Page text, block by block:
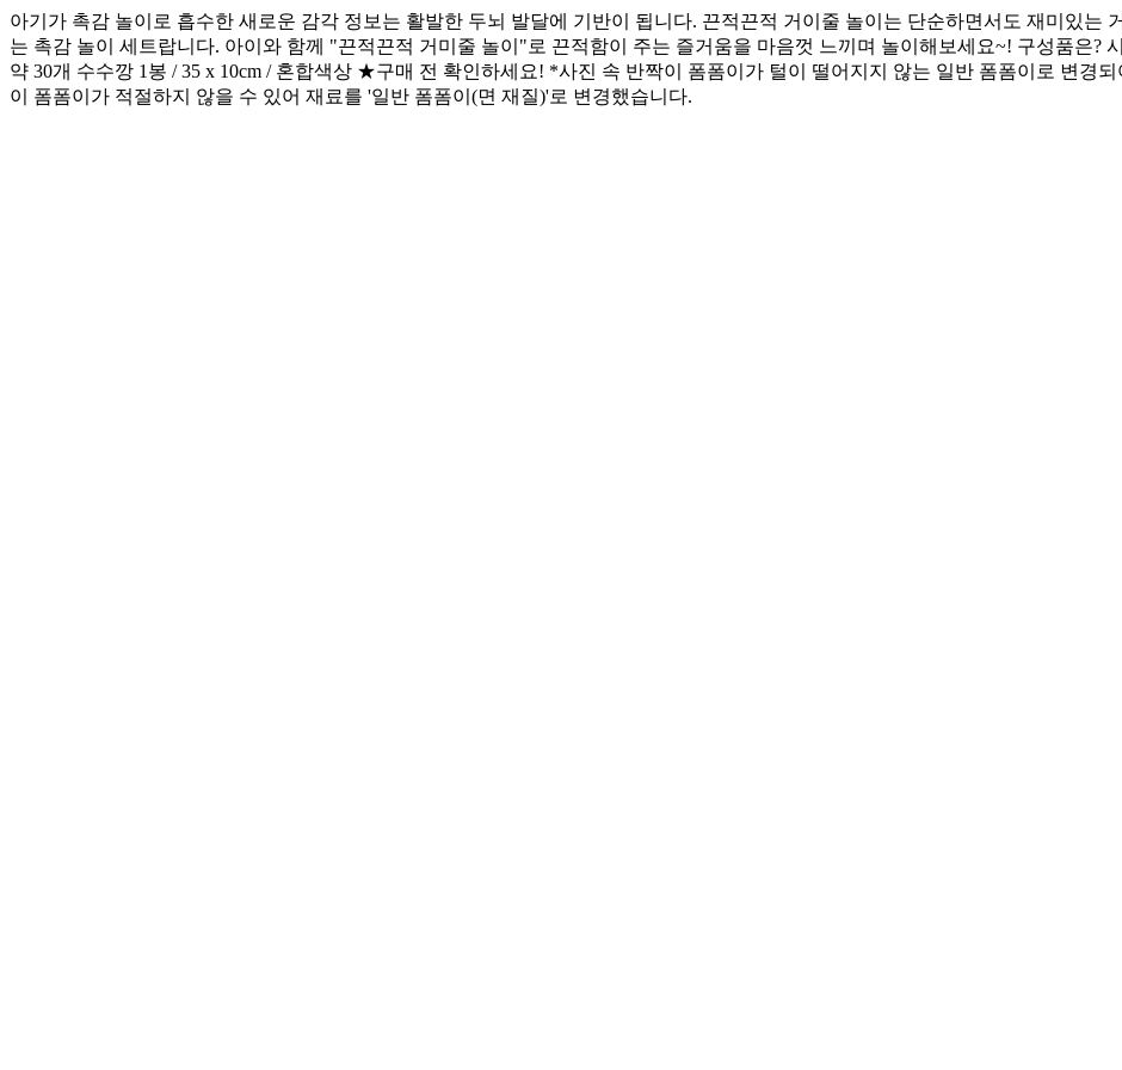
아기가 촉감 놀이로 흡수한 새로운 감각 정보는 활발한 두뇌 발달에 기반이 됩니다. 끈적끈적 거이줄 놀이는 단순하면서도 재미있는
는 촉감 놀이 세트랍니다. 아이와 함께 "끈적끈적 거미줄 놀이"로 끈적함이 주는 즐거움을 마음껏 느끼며 놀이해보세요~! 구성품은?
약 30개 수수깡 1봉 / 35 x 10cm / 혼합색상 ★구매 전 확인하세요! *사진 속 반짝이 폼폼이가 털이 떨어지지 않는 일반 폼폼이로 변경
이 폼폼이가 적절하지 않을 수 있어 재료를 '일반 폼폼이(면 재질)'로 변경했습니다.